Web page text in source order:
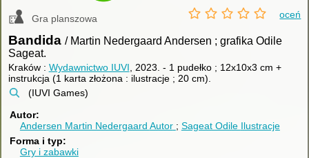
Gra planszowa oceń
Bandida / Martin Nedergaard Andersen ; grafika Odile
Sageat.
Kraków : Wydawnictwo IUVI, 2023. - 1 pudełko ; 12x10x3 cm +
instrukcja (1 karta złożona : ilustracje ; 20 cm).
(IUVI Games)
Autor
Andersen Martin Nedergaard Autor Sageat Odile Ilustracje
Forma i typ
Gry i zabawki